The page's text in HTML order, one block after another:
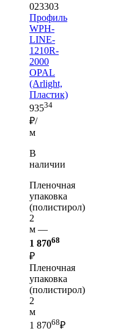
023303
Профиль
WPH-
LINE-
1210R-
2000
OPAL
(Arlight,
Пластик)
93534
₽/
м
В
наличии
Пленочная
упаковка
(полистирол)
2
м —
1 87068
₽
Пленочная
упаковка
(полистирол)
2
м
1 87068₽